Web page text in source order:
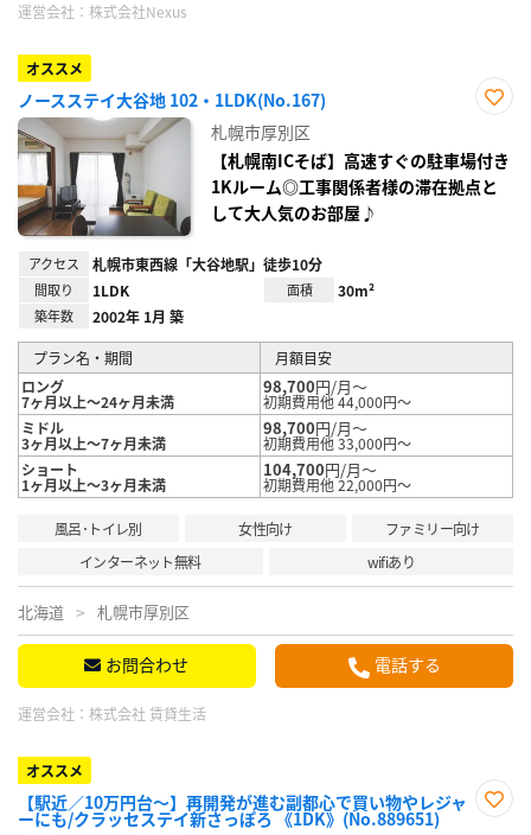
運営会社： 株式会社Nexus
オススメ
ノースステイ大谷地 102・1LDK(No.167)
り登
録
札幌市厚別区
【札幌南ICそば】高速すぐの駐車場付き
1Kルーム◎工事関係者様の滞在拠点と
して大人気のお部屋♪
アクセス 札幌市東西線「大谷地駅」徒歩10分
間取り 1LDK 面積 30m²
築年数 2002年 1月 築
プラン名・期間
月額目安
ロング
7ヶ月以上～24ヶ月未満
98,700円/月～
初期費用他 44,000円～
ミドル
3ヶ月以上～7ヶ月未満
98,700円/月～
初期費用他 33,000円～
ショート
1ヶ月以上～3ヶ月未満
104,700円/月～
初期費用他 22,000円～
風呂･トイレ別 女性向け
ファミリー向け
インターネット無料
wifiあり
北海道 札幌市厚別区
お問合わせ 電話する
運営会社： 株式会社 賃貸生活
オススメ
【駅近／10万円台～】再開発が進む副都心で買い物やレジャ
ーにも/クラッセステイ新さっぽろ 《1DK》(No.889651)